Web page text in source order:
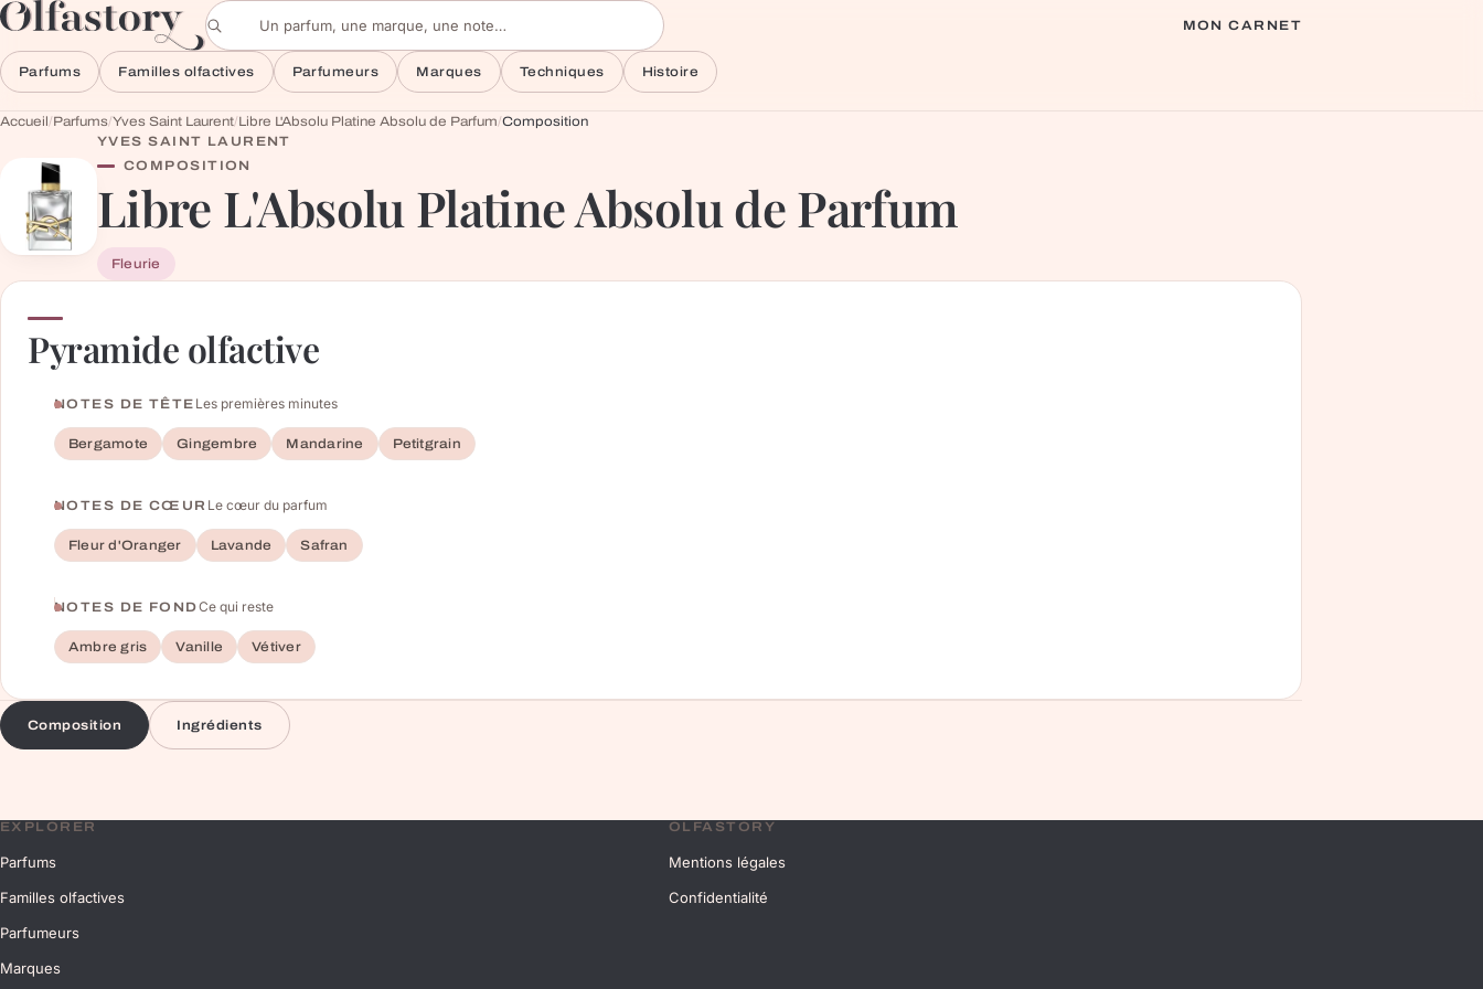
Aller au contenu
Rechercher un parfum
MON CARNET
Parfums Familles olfactives Parfumeurs Marques Techniques Histoire
Accueil/Parfums/Yves Saint Laurent/Libre L'Absolu Platine Absolu de Parfum/Composition
YVES SAINT LAURENT
COMPOSITION
Libre L'Absolu Platine Absolu de Parfum
Fleurie
Pyramide olfactive
NOTES DE TÊTE Les premières minutes
Bergamote Gingembre Mandarine Petitgrain
NOTES DE CŒUR Le cœur du parfum
Fleur d'Oranger Lavande Safran
NOTES DE FONDCe qui reste
Ambre gris Vanille Vétiver
Composition Ingrédients
EXPLORER
Parfums
Familles olfactives
Parfumeurs
Marques
OLFASTORY
Mentions légales
Confidentialité